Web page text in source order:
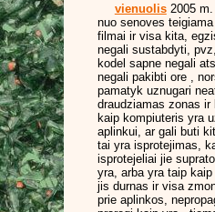
vienuolis2005 m.
nuo senoves
filmai ir visa kita,
negali sustabdyti,
kodel sapne negali
negali pakibti ore ,
pamatyk uznugari
draudziamas zonas
kaip kompiuteris yra
aplinkui, ar gali buti
tai yra isprotejimas,
isprotejeliai jie
yra, arba yra taip
jis durnas ir visa
prie aplinkos,